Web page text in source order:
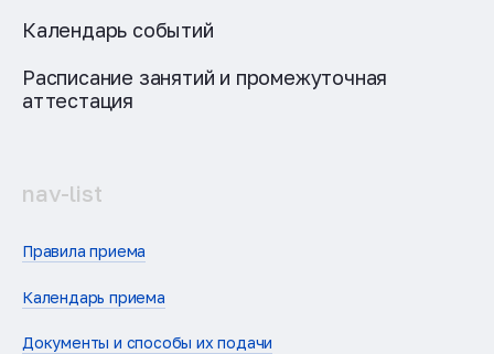
Календарь событий
Расписание занятий и промежуточная
аттестация
nav-list
Правила приема
Календарь приема
Документы и способы их подачи